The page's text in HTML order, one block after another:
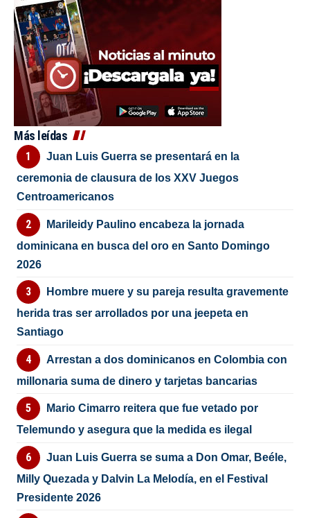
Más leídas
Juan Luis Guerra se presentará en la
ceremonia de clausura de los XXV Juegos
Centroamericanos
Marileidy Paulino encabeza la jornada
dominicana en busca del oro en Santo Domingo
2026
Hombre muere y su pareja resulta gravemente
herida tras ser arrollados por una jeepeta en
Santiago
Arrestan a dos dominicanos en Colombia con
millonaria suma de dinero y tarjetas bancarias
Mario Cimarro reitera que fue vetado por
Telemundo y asegura que la medida es ilegal
Juan Luis Guerra se suma a Don Omar, Beéle,
Milly Quezada y Dalvin La Melodía, en el Festival
Presidente 2026